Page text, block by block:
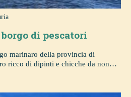
di pescatori
marinaro della provincia di
ricco di dipinti e chicche da non…